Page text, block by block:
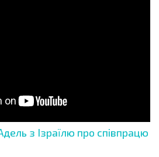
з Ізраїлю про співпрацю